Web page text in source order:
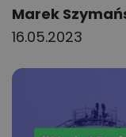
Author:
Marek
16.05.2023